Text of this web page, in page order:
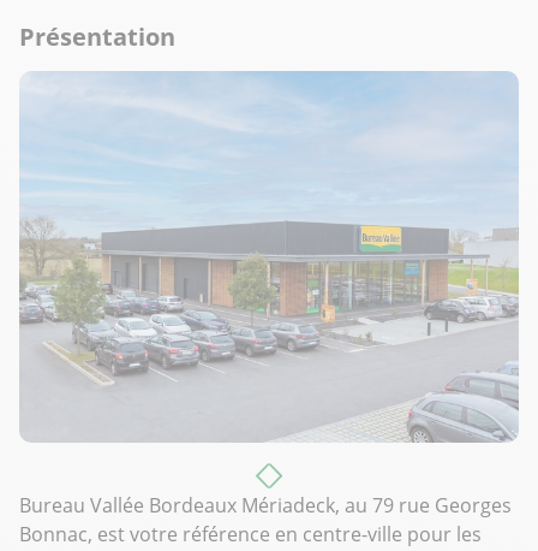
Présentation
Bureau Vallée Bordeaux Mériadeck, au 79 rue Georges
Bonnac, est votre référence en centre-ville pour les